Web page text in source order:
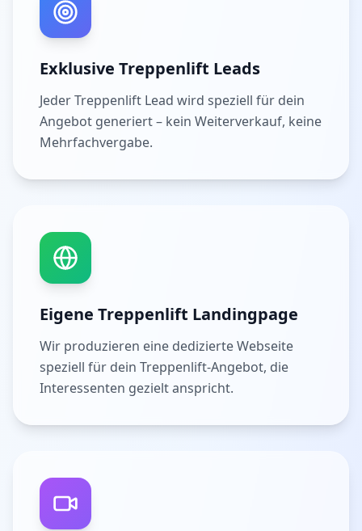
Exklusive Treppenlift Leads
Jeder Treppenlift Lead wird speziell für dein
Angebot generiert – kein Weiterverkauf, keine
Mehrfachvergabe.
Eigene Treppenlift Landingpage
Wir produzieren eine dedizierte Webseite
speziell für dein Treppenlift-Angebot, die
Interessenten gezielt anspricht.